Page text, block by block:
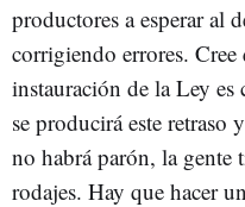
productores a esperar al
corrigiendo errores.
instauración de la Ley
se producirá este retraso
no habrá parón, la gente
rodajes. Hay que hacer